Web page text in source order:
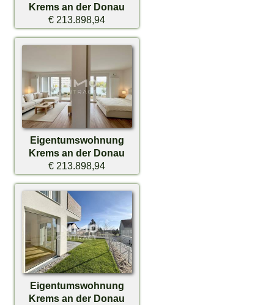
Krems an der Donau
€ 213.898,94
Eigentumswohnung
Krems an der Donau
€ 213.898,94
Eigentumswohnung
Krems an der Donau